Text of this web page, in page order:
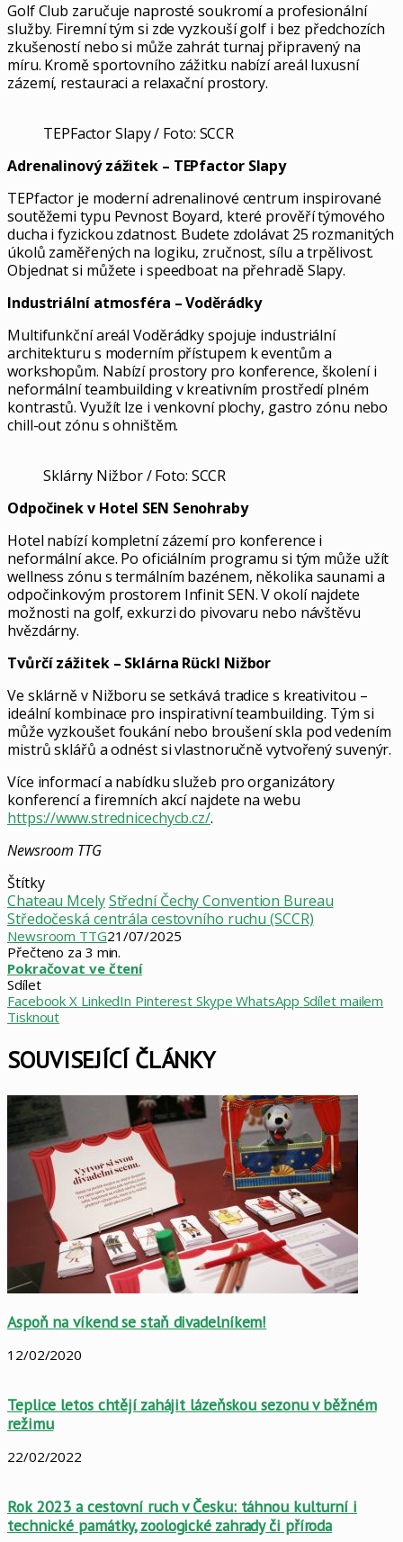
Golf Club zaručuje naprosté soukromí a profesionální
služby. Firemní tým si zde vyzkouší golf i bez předchozích
zkušeností nebo si může zahrát turnaj připravený na
míru. Kromě sportovního zážitku nabízí areál luxusní
zázemí, restauraci a relaxační prostory.
TEPFactor Slapy / Foto: SCCR
Adrenalinový zážitek – TEPfactor Slapy
TEPfactor je moderní adrenalinové centrum inspirované
soutěžemi typu Pevnost Boyard, které prověří týmového
ducha i fyzickou zdatnost. Budete zdolávat 25 rozmanitých
úkolů zaměřených na logiku, zručnost, sílu a trpělivost.
Objednat si můžete i speedboat na přehradě Slapy.
Industriální atmosféra – Voděrádky
Multifunkční areál Voděrádky spojuje industriální
architekturu s moderním přístupem k eventům a
workshopům. Nabízí prostory pro konference, školení i
neformální teambuilding v kreativním prostředí plném
kontrastů. Využít lze i venkovní plochy, gastro zónu nebo
chill-out zónu s ohništěm.
Sklárny Nižbor / Foto: SCCR
Odpočinek v Hotel SEN Senohraby
Hotel nabízí kompletní zázemí pro konference i
neformální akce. Po oficiálním programu si tým může užít
wellness zónu s termálním bazénem, několika saunami a
odpočinkovým prostorem Infinit SEN. V okolí najdete
možnosti na golf, exkurzi do pivovaru nebo návštěvu
hvězdárny.
Tvůrčí zážitek – Sklárna Rückl Nižbor
Ve sklárně v Nižboru se setkává tradice s kreativitou –
ideální kombinace pro inspirativní teambuilding. Tým si
může vyzkoušet foukání nebo broušení skla pod vedením
mistrů sklářů a odnést si vlastnoručně vytvořený suvenýr.
Více informací a nabídku služeb pro organizátory
konferencí a firemních akcí najdete na webu
https://www.strednicechycb.cz/.
Newsroom TTG
Štítky
Chateau McelyStřední Čechy Convention Bureau
Středočeská centrála cestovního ruchu (SCCR)
Newsroom TTG21/07/2025
Přečteno za 3 min.
Pokračovat ve čtení
Sdílet
Facebook X LinkedIn Pinterest Skype WhatsApp Sdílet mailem
Tisknout
SOUVISEJÍCÍ ČLÁNKY
Aspoň na víkend se staň divadelníkem!
12/02/2020
Teplice letos chtějí zahájit lázeňskou sezonu v běžném
režimu
22/02/2022
Rok 2023 a cestovní ruch v Česku: táhnou kulturní i
technické památky, zoologické zahrady či příroda